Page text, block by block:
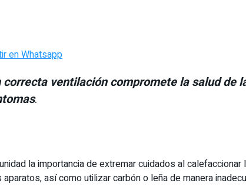
en Whatsapp
ventilación compromete la salud de
.
la importancia de extremar cuidados al
así como utilizar carbón o leña de manera